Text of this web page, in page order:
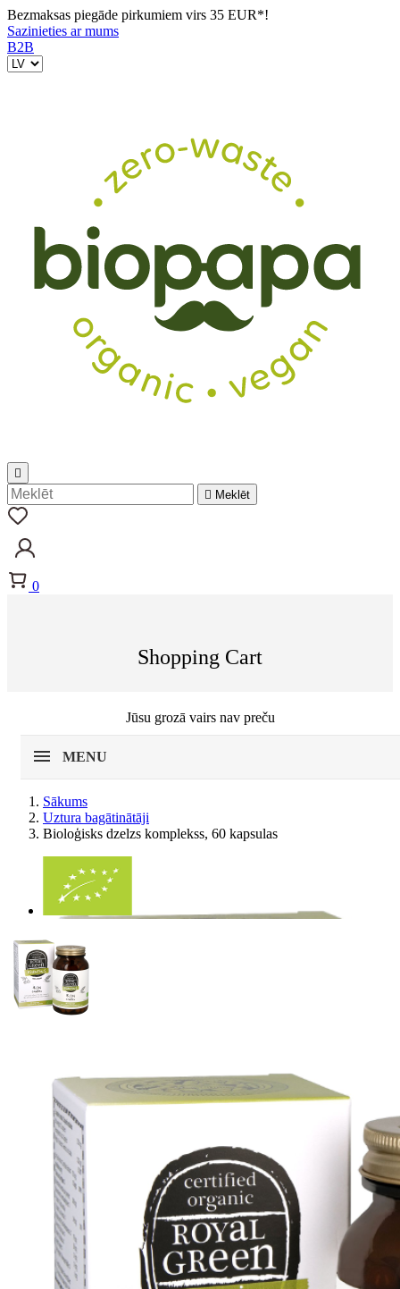
Bezmaksas piegāde pirkumiem virs 35 EUR*!
Sazinieties ar mums
B2B

 Meklēt
0
Shopping Cart
Jūsu grozā vairs nav preču
MENU
Sākums
Uztura bagātinātāji
Bioloģisks dzelzs komplekss, 60 kapsulas